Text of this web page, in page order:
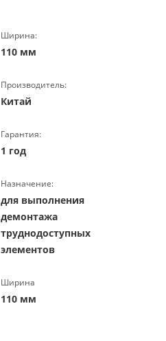
Ширина:
110 мм
Производитель:
Китай
Гарантия:
1 год
Назначение:
для выполнения
демонтажа
труднодоступных
элементов
Ширина
110 мм